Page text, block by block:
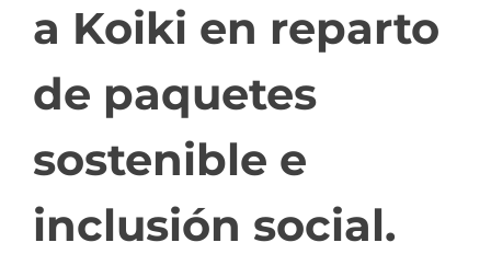
a Koiki en reparto
de paquetes
sostenible e
inclusión social.